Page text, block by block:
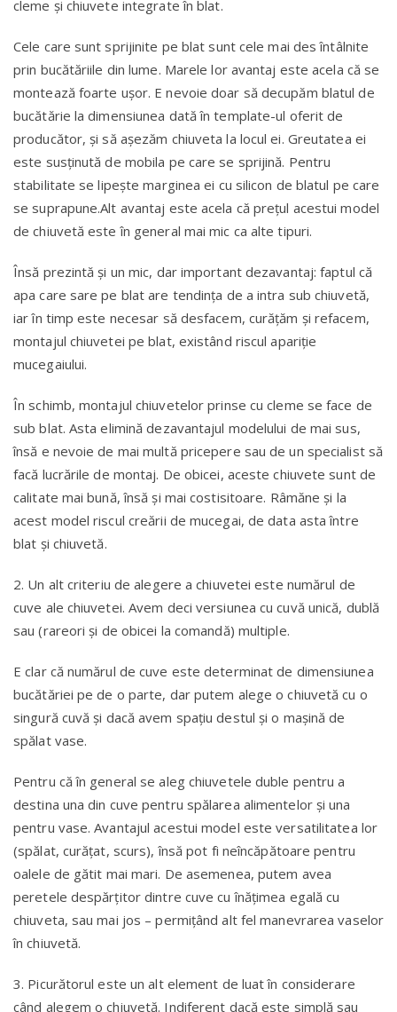
cleme și chiuvete integrate în blat.
Cele care sunt sprijinite pe blat sunt cele mai des întâlnite
prin bucătăriile din lume. Marele lor avantaj este acela că se
montează foarte ușor. E nevoie doar să decupăm blatul de
bucătărie la dimensiunea dată în template-ul oferit de
producător, și să așezăm chiuveta la locul ei. Greutatea ei
este susținută de mobila pe care se sprijină. Pentru
stabilitate se lipește marginea ei cu silicon de blatul pe care
se suprapune.Alt avantaj este acela că prețul acestui model
de chiuvetă este în general mai mic ca alte tipuri.
Însă prezintă și un mic, dar important dezavantaj: faptul că
apa care sare pe blat are tendința de a intra sub chiuvetă,
iar în timp este necesar să desfacem, curățăm și refacem,
montajul chiuvetei pe blat, existând riscul apariție
mucegaiului.
În schimb, montajul chiuvetelor prinse cu cleme se face de
sub blat. Asta elimină dezavantajul modelului de mai sus,
însă e nevoie de mai multă pricepere sau de un specialist să
facă lucrările de montaj. De obicei, aceste chiuvete sunt de
calitate mai bună, însă și mai costisitoare. Râmăne și la
acest model riscul creării de mucegai, de data asta între
blat și chiuvetă.
2. Un alt criteriu de alegere a chiuvetei este numărul de
cuve ale chiuvetei. Avem deci versiunea cu cuvă unică, dublă
sau (rareori și de obicei la comandă) multiple.
E clar că numărul de cuve este determinat de dimensiunea
bucătăriei pe de o parte, dar putem alege o chiuvetă cu o
singură cuvă și dacă avem spațiu destul și o mașină de
spălat vase.
Pentru că în general se aleg chiuvetele duble pentru a
destina una din cuve pentru spălarea alimentelor și una
pentru vase. Avantajul acestui model este versatilitatea lor
(spălat, curățat, scurs), însă pot fi neîncăpătoare pentru
oalele de gătit mai mari. De asemenea, putem avea
peretele despărțitor dintre cuve cu înățimea egală cu
chiuveta, sau mai jos – permițând alt fel manevrarea vaselor
în chiuvetă.
3. Picurătorul este un alt element de luat în considerare
când alegem o chiuvetă. Indiferent dacă este simplă sau